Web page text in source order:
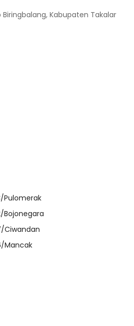
Biringbalang, Kabupaten Takalar
Pulomerak
Bojonegara
Ciwandan
Mancak